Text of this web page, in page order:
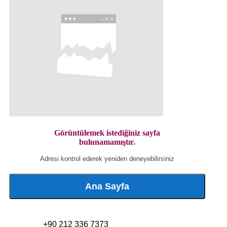
Görüntülemek istediğiniz sayfa
bulunamamıştır.
Adresi kontrol ederek yeniden deneyebilirsiniz
Ana Sayfa
+90 212 336 7373